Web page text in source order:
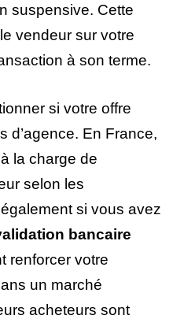
suspensive. Cette
vendeur sur votre
à son terme.
si votre offre
d’agence. En France,
la charge de
selon les
si vous avez
bancaire
renforcer votre
un marché
acheteurs sont